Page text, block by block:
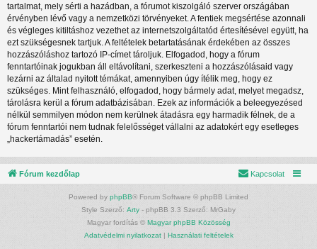
tartalmat, mely sérti a hazádban, a fórumot kiszolgáló szerver országában
érvényben lévő vagy a nemzetközi törvényeket. A fentiek megsértése azonnali
és végleges kitiltáshoz vezethet az internetszolgáltatód értesítésével együtt, ha
ezt szükségesnek tartjuk. A feltételek betartatásának érdekében az összes
hozzászóláshoz tartozó IP-címet tároljuk. Elfogadod, hogy a fórum
fenntartóinak jogukban áll eltávolítani, szerkeszteni a hozzászólásaid vagy
lezárni az általad nyitott témákat, amennyiben úgy ítélik meg, hogy ez
szükséges. Mint felhasználó, elfogadod, hogy bármely adat, melyet megadsz,
tárolásra kerül a fórum adatbázisában. Ezek az információk a beleegyezésed
nélkül semmilyen módon nem kerülnek átadásra egy harmadik félnek, de a
fórum fenntartói nem tudnak felelősséget vállalni az adatokért egy esetleges
„hackertámadás” esetén.
Fórum kezdőlap Kapcsolat
Powered by phpBB® Forum Software © phpBB Limited
Style Szerző: Arty - phpBB 3.3 Szerző: MrGaby
Magyar fordítás © Magyar phpBB Közösség
Adatvédelmi nyilatkozat| Használati feltételek